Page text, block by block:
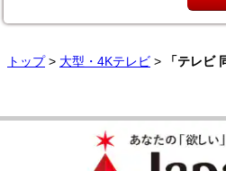
トップ> 大型・4Kテレビ > 「テレビ